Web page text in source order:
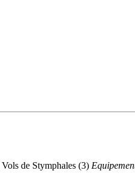
Vols de Stymphales (3)